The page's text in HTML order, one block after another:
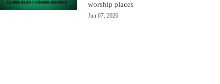
worship places
Jun 07, 2026